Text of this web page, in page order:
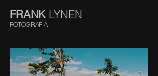
FRANKLYNEN
FOTOGRAFÍA